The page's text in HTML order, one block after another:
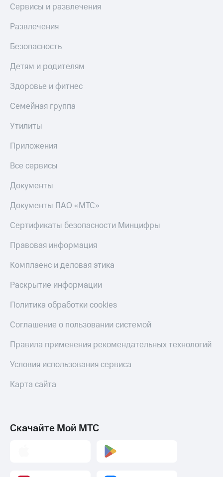
Сервисы и развлечения
Развлечения
Безопасность
Детям и родителям
Здоровье и фитнес
Семейная группа
Утилиты
Приложения
Все сервисы
Документы
Документы ПАО «МТС»
Сертификаты безопасности Минцифры
Правовая информация
Комплаенс и деловая этика
Раскрытие информации
Политика обработки cookies
Соглашение о пользовании системой
Правила применения рекомендательных технологий
Условия использования сервиса
Карта сайта
Скачайте Мой МТС